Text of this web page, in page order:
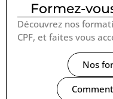
Formez-
Découvrez nos
CPF, et faites vous
Nos